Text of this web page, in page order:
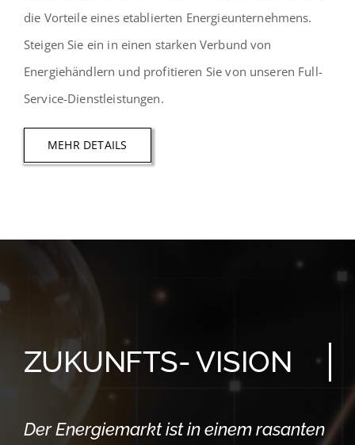
die Vorteile eines etablierten Energieunternehmens.
Steigen Sie ein in einen starken Verbund von
Energiehändlern und profitieren Sie von unseren Full-
Service-Dienstleistungen.
MEHR DETAILS
ZUKUNFTS- VISION
Der Energiemarkt ist in einem rasanten